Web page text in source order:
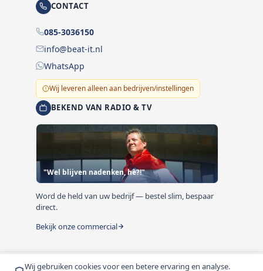
Wij gebruiken cookies voor een betere ervaring en analyse.
CONTACT
085-3036150
info@beat-it.nl
WhatsApp
Wij leveren alleen aan bedrijven/instellingen
BEKEND VAN RADIO & TV
"Wel blijven nadenken, hè?!"
Word de held van uw bedrijf — bestel slim, bespaar
direct.
Bekijk onze commercial